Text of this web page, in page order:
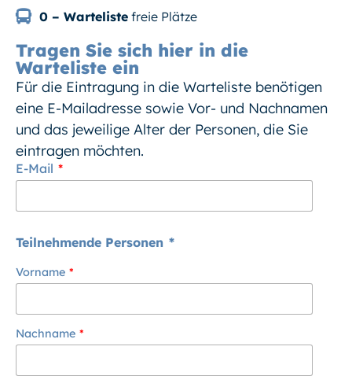
0 – Warteliste freie Plätze
Tragen Sie sich hier in die
Warteliste ein
Für die Eintragung in die Warteliste benötigen
eine E-Mailadresse sowie Vor- und Nachnamen
und das jeweilige Alter der Personen, die Sie
eintragen möchten.
E-Mail
Teilnehmende Personen
Vorname
Nachname